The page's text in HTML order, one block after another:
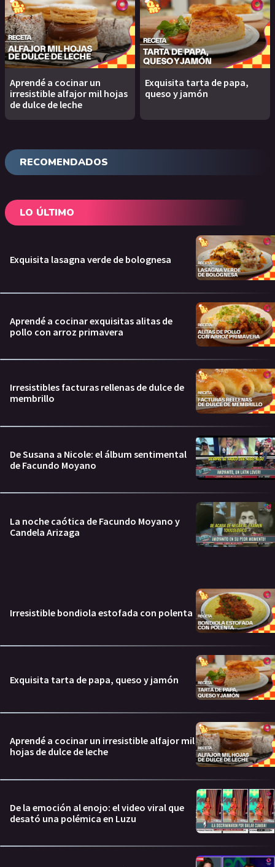
Aprendé a cocinar un
irresistible alfajor mil hojas
de dulce de leche
Exquisita tarta de papa,
queso y jamón
RECOMENDADOS
LO ÚLTIMO
Exquisita lasagna verde de bolognesa
Aprendé a cocinar exquisitas alitas de
pollo con arroz primavera
Irresistibles facturas rellenas de dulce de
membrillo
De Susana a Nicole: el álbum sentimental
de Facundo Moyano
La noche caótica de Facundo Moyano y
Candela Arizaga
Irresistible bondiola estofada con polenta
Exquisita tarta de papa, queso y jamón
Aprendé a cocinar un irresistible alfajor mil
hojas de dulce de leche
De la emoción al enojo: el video viral que
desató una polémica en Luzu